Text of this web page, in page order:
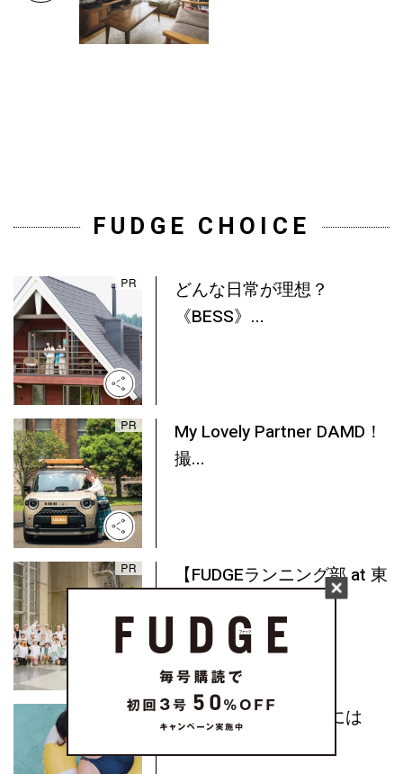
FUDGE CHOICE
どんな日常が理想？
《BESS》...
My Lovely Partner DAMD！
撮...
【FUDGEランニング部 at 東
週末のプールサイドには